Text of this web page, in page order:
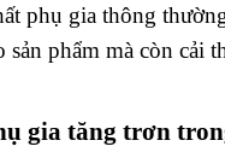
phụ gia thông
phẩm mà còn cải
gia tăng trơn